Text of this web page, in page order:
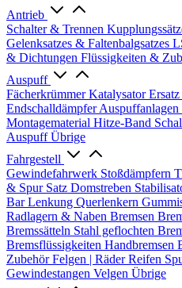
Antrieb
Schalter & Trennen
Gelenksatzes & Faltenbalgsatzes
& Dichtungen Flüssigkeiten &
Auspuff
FächerkrümmerKatalysator Ersatz
EndschalldämpferAuspuffanlagen
Montagematerial Hitze-Band
Auspuff Übrige
Fahrgestell
Gewindefahrwerk Stoßdämpfern
& Spur Satz Domstreben
BarLenkung Querlenkern
Radlagern & Naben Bremsen
Bremssätteln Stahl geflochten
Bremsflüssigkeiten Handbremsen
ZubehörFelgen | RäderReifen
Gewindestangen Velgen Übrige